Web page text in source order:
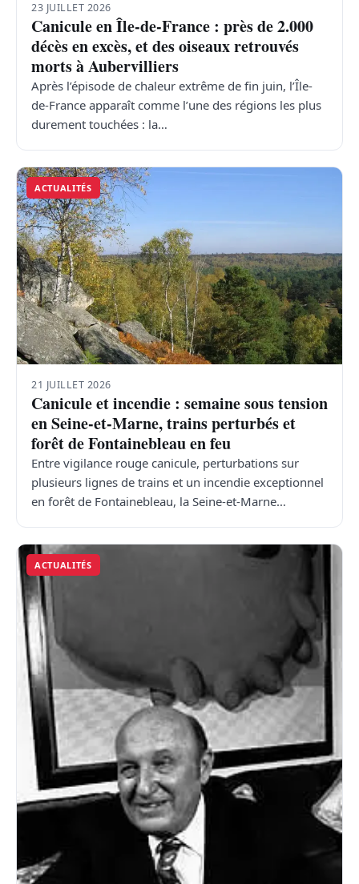
23 JUILLET 2026
Canicule en Île-de-France : près de 2.000
décès en excès, et des oiseaux retrouvés
morts à Aubervilliers
Après l’épisode de chaleur extrême de fin juin, l’Île-
de-France apparaît comme l’une des régions les plus
durement touchées : la…
ACTUALITÉS
21 JUILLET 2026
Canicule et incendie : semaine sous tension
en Seine-et-Marne, trains perturbés et
forêt de Fontainebleau en feu
Entre vigilance rouge canicule, perturbations sur
plusieurs lignes de trains et un incendie exceptionnel
en forêt de Fontainebleau, la Seine-et-Marne…
ACTUALITÉS